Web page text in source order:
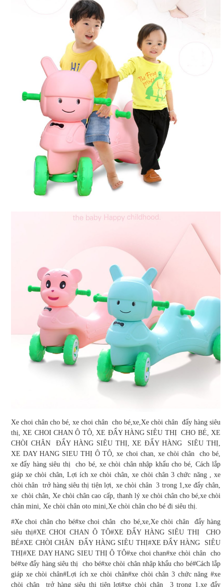
Xe choi chân cho bé, xe choi chân cho bé,xe,Xe chòi chân đẩy hàng siêu
thị, XE CHOI CHAN Ô TÔ, XE ĐẨY HÀNG SIÊU THỊ CHO BÉ, XE
CHÒI CHÂN ĐẨY HÀNG SIÊU THỊ, XE ĐẨY HÀNG SIÊU THỊ,
XE DAY HANG SIEU THỊ Ô TÔ, xe choi chan, xe chòi chân cho bé,
xe đẩy hàng siêu thị cho bé, xe chòi chân nhập khẩu cho bé, Cách lắp
giáp xe chòi chân, Lợi ích xe chòi chân, xe chòi chân 3 chức năng , xe
chòi chân trở hàng siêu thị tiện lợi, xe chòi chân 3 trong 1,xe đẩy chân,
xe chòi chân, Xe chòi chân cao cấp, thanh lý xe chòi chân cho bé,xe chòi
chân mini, Xe chòi chân oto mini,Xe chòi chân cho bé đi siêu thị.
#Xe choi chân cho bé#xe choi chân cho bé,xe,Xe chòi chân đẩy hàng
siêu thị#XE CHOI CHAN Ô TÔ#XE ĐẨY HÀNG SIÊU THỊ CHO
BÉ#XE CHÒI CHÂN ĐẨY HÀNG SIÊU THỊ#XE ĐẨY HÀNG SIÊU
THỊ#XE DAY HANG SIEU THỊ Ô TÔ#xe choi chan#xe chòi chân cho
bé#xe đẩy hàng siêu thị cho bé#xe chòi chân nhập khẩu cho bé#Cách lắp
giáp xe chòi chân#Lợi ích xe chòi chân#xe chòi chân 3 chức năng #xe
chòi chân trở hàng siêu thị tiện lợi#xe chòi chân 3 trong 1,xe đẩy